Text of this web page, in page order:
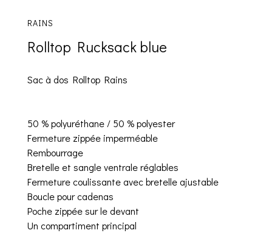
RAINS
Rolltop Rucksack blue
Sac à dos Rolltop Rains
50 % polyuréthane / 50 % polyester
Fermeture zippée imperméable
Rembourrage
Bretelle et sangle ventrale réglables
Fermeture coulissante avec bretelle ajustable
Boucle pour cadenas
Poche zippée sur le devant
Un compartiment principal